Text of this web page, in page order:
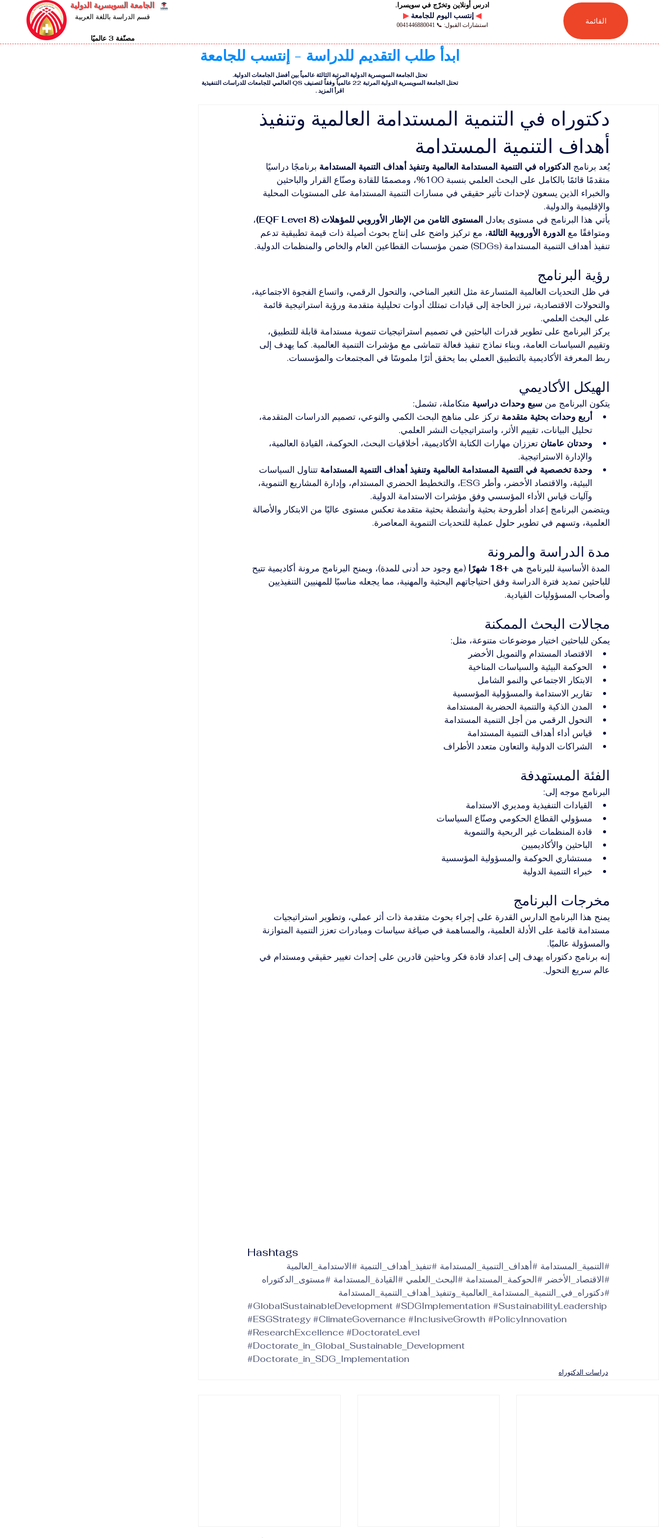
الجامعة السويسرية الدولية
قسم الدراسة باللغة العربية
مصنّفة 3 عالميًا
ادرس أونلاين وتخرّج في سويسرا.
▶ ◀
استشارات القبول: 📞 0041446880041 القائمة
ابدأ طلب التقديم للدراسة - إنتسب للجامعة
تحتل الجامعة السويسرية الدولية المرتبة الثالثة عالمياً بين أفضل الجامعات الدولية.
تحتل الجامعة السويسرية الدولية المرتبة 22 عالمياً وفقاً لتصنيف QS العالمي للجامعات للدراسات التنفيذية
اقرأ المزيد.
دكتوراه في التنمية المستدامة العالمية وتنفيذ
أهداف التنمية المستدامة
يُعد برنامج الدكتوراه في التنمية المستدامة العالمية وتنفيذ أهداف التنمية المستدامة برنامجًا دراسيًا
متقدمًا قائمًا بالكامل على البحث العلمي بنسبة 100%، ومصممًا للقادة وصنّاع القرار والباحثين
والخبراء الذين يسعون لإحداث تأثير حقيقي في مسارات التنمية المستدامة على المستويات المحلية
والإقليمية والدولية.
يأتي هذا البرنامج في مستوى يعادل المستوى الثامن من الإطار الأوروبي للمؤهلات (EQF Level 8)
،
ومتوافقًا مع الدورة الأوروبية الثالثة، مع تركيز واضح على إنتاج بحوث أصيلة ذات قيمة تطبيقية تدعم
تنفيذ أهداف التنمية المستدامة (SDGs) ضمن مؤسسات القطاعين العام والخاص والمنظمات الدولية.
رؤية البرنامج
في ظل التحديات العالمية المتسارعة مثل التغير المناخي، والتحول الرقمي، واتساع الفجوة الاجتماعية،
والتحولات الاقتصادية، تبرز الحاجة إلى قيادات تمتلك أدوات تحليلية متقدمة ورؤية استراتيجية قائمة
على البحث العلمي.
يركز البرنامج على تطوير قدرات الباحثين في تصميم استراتيجيات تنموية مستدامة قابلة للتطبيق،
وتقييم السياسات العامة، وبناء نماذج تنفيذ فعالة تتماشى مع مؤشرات التنمية العالمية. كما يهدف إلى
ربط المعرفة الأكاديمية بالتطبيق العملي بما يحقق أثرًا ملموسًا في المجتمعات والمؤسسات.
الهيكل الأكاديمي
يتكون البرنامج من سبع وحدات دراسية متكاملة، تشمل:
أربع وحدات بحثية متقدمة تركز على مناهج البحث الكمي والنوعي، تصميم الدراسات المتقدمة،
تحليل البيانات، تقييم الأثر، واستراتيجيات النشر العلمي.
وحدتان عامتان تعززان مهارات الكتابة الأكاديمية، أخلاقيات البحث، الحوكمة، القيادة العالمية،
والإدارة الاستراتيجية.
وحدة تخصصية في التنمية المستدامة العالمية وتنفيذ أهداف التنمية المستدامة تتناول السياسات
البيئية، والاقتصاد الأخضر، وأطر ESG، والتخطيط الحضري المستدام، وإدارة المشاريع التنموية،
وآليات قياس الأداء المؤسسي وفق مؤشرات الاستدامة الدولية.
ويتضمن البرنامج إعداد أطروحة بحثية وأنشطة بحثية متقدمة تعكس مستوى عاليًا من الابتكار والأصالة
العلمية، وتسهم في تطوير حلول عملية للتحديات التنموية المعاصرة.
مدة الدراسة والمرونة
المدة الأساسية للبرنامج هي +18 شهرًا
(مع وجود حد أدنى للمدة)، ويمنح البرنامج مرونة أكاديمية تتيح
للباحثين تمديد فترة الدراسة وفق احتياجاتهم البحثية والمهنية، مما يجعله مناسبًا للمهنيين التنفيذيين
وأصحاب المسؤوليات القيادية.
مجالات البحث الممكنة
يمكن للباحثين اختيار موضوعات متنوعة، مثل:
الاقتصاد المستدام والتمويل الأخضر
الحوكمة البيئية والسياسات المناخية
الابتكار الاجتماعي والنمو الشامل
تقارير الاستدامة والمسؤولية المؤسسية
المدن الذكية والتنمية الحضرية المستدامة
التحول الرقمي من أجل التنمية المستدامة
قياس أداء أهداف التنمية المستدامة
الشراكات الدولية والتعاون متعدد الأطراف
الفئة المستهدفة
البرنامج موجه إلى:
القيادات التنفيذية ومديري الاستدامة
مسؤولي القطاع الحكومي وصنّاع السياسات
قادة المنظمات غير الربحية والتنموية
الباحثين والأكاديميين
مستشاري الحوكمة والمسؤولية المؤسسية
خبراء التنمية الدولية
مخرجات البرنامج
يمنح هذا البرنامج الدارس القدرة على إجراء بحوث متقدمة ذات أثر عملي، وتطوير استراتيجيات
مستدامة قائمة على الأدلة العلمية، والمساهمة في صياغة سياسات ومبادرات تعزز التنمية المتوازنة
والمسؤولة عالميًا.
إنه برنامج دكتوراه يهدف إلى إعداد قادة فكر وباحثين قادرين على إحداث تغيير حقيقي ومستدام في
عالم سريع التحول.
Hashtags
#التنمية_المستدامة #أهداف_التنمية_المستدامة #تنفيذ_أهداف_التنمية #الاستدامة_العالمية
#الاقتصاد_الأخضر #الحوكمة_المستدامة #البحث_العلمي #القيادة_المستدامة #مستوى_الدكتوراه
#دكتوراه_في_التنمية_المستدامة_العالمية_وتنفيذ_أهداف_التنمية_المستدامة
#GlobalSustainableDevelopment #SDGImplementation #SustainabilityLeadership
#ESGStrategy #ClimateGovernance #InclusiveGrowth #PolicyInnovation
#ResearchExcellence #DoctorateLevel
#Doctorate_in_Global_Sustainable_Development
#Doctorate_in_SDG_Implementation
دراسات الدكتوراه